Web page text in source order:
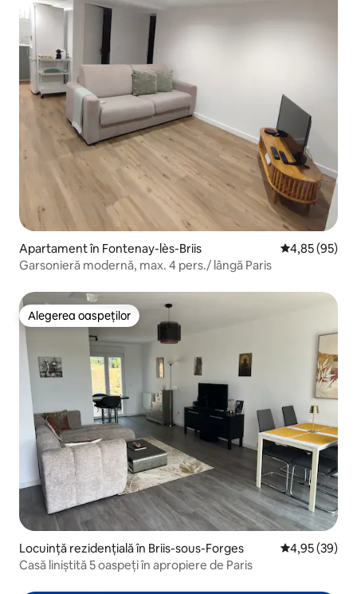
Apartament în Fontenay-lès-Briis Scor mediu
4,85 (95)
Garsonieră modernă, max. 4 pers./ lângă Paris
Alegerea oaspeților
Alegerea oaspeților
Locuință rezidențială în Briis-sous-Forges Scor mediu
4,95 (39)
Casă liniștită 5 oaspeți în apropiere de Paris